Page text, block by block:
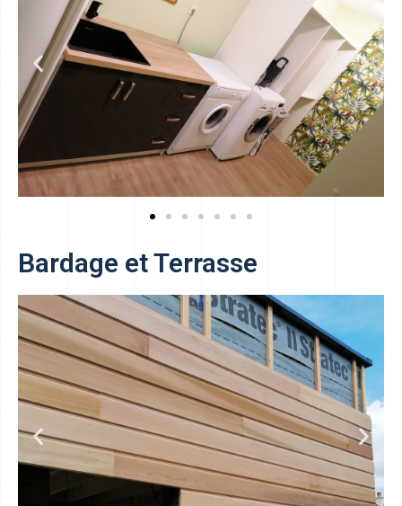
Bardage et Terrasse